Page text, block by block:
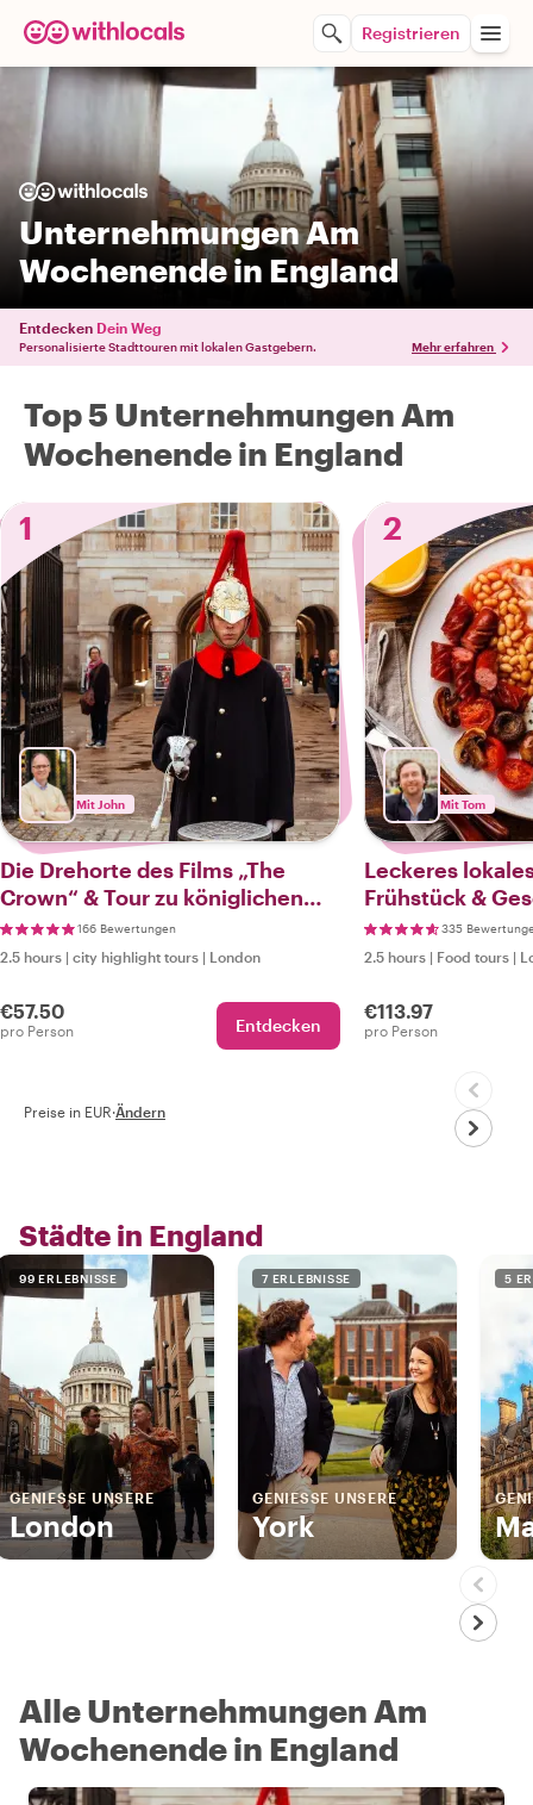
Registrieren
Unternehmungen Am
Wochenende in England
Entdecken Dein Weg
Personalisierte Stadttouren mit lokalen Gastgebern. Mehr erfahren
Top 5 Unternehmungen Am
Wochenende in England
1
Mit John
Die Drehorte des Films „The
Crown“ & Tour zu königlichen
Geheimnissen
166 Bewertungen
2.5 hours | city highlight tours | London
€57.50
pro Person Entdecken
2
Mit Tom
Leckeres
Frühstück &
335
2.5 hours | Food tours |
€113.97
pro Person
Preise in EUR·Ändern
Städte in England
99 ERLEBNISSE
GENIESSE UNSERE
London
7 ERLEBNISSE
GENIESSE UNSERE
York
5
Alle Unternehmungen Am
Wochenende in England